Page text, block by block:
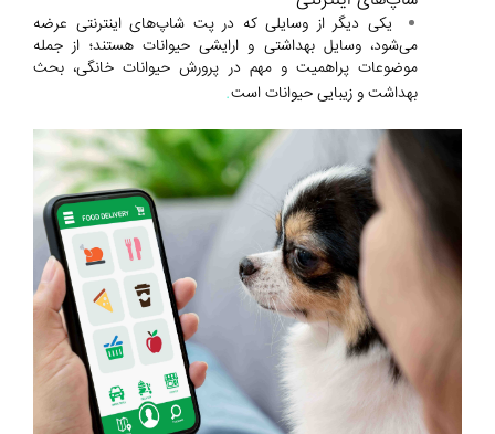
یکی دیگر از وسایلی که در پت شاپ‌های اینترنتی عرضه
می‌شود، وسایل بهداشتی و ارایشی حیوانات هستند؛ از جمله
موضوعات پر‌اهمیت و مهم در پرورش حیوانات خانگی، بحث
بهداشت و زیبایی حیوانات است.